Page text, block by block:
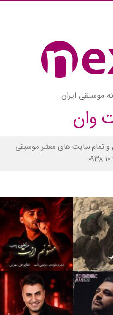
موسیقی ایران
وان
سایت های معتبر موسیقی
۲۰ ۶۹۲